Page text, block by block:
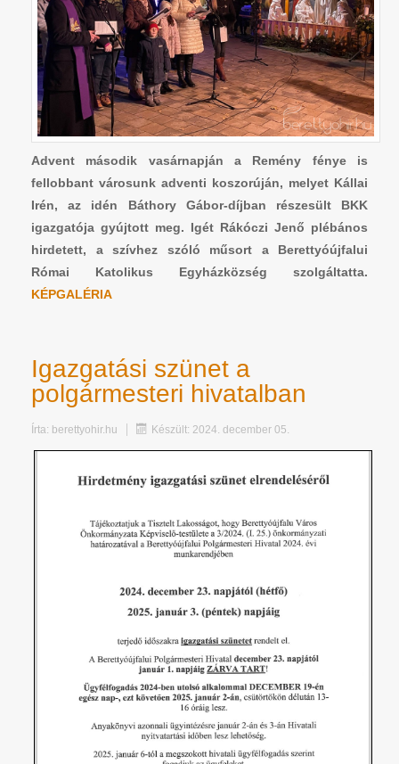
Advent második vasárnapján a Remény fénye is
fellobbant városunk adventi koszorúján, melyet Kállai
Irén, az idén Báthory Gábor-díjban részesült BKK
igazgatója gyújtott meg. Igét Rákóczi Jenő plébános
hirdetett, a szívhez szóló műsort a Berettyóújfalui
Római Katolikus Egyházközség szolgáltatta.
KÉPGALÉRIA
Igazgatási szünet a
polgármesteri hivatalban
Írta: berettyohir.hu Készült: 2024. december 05.